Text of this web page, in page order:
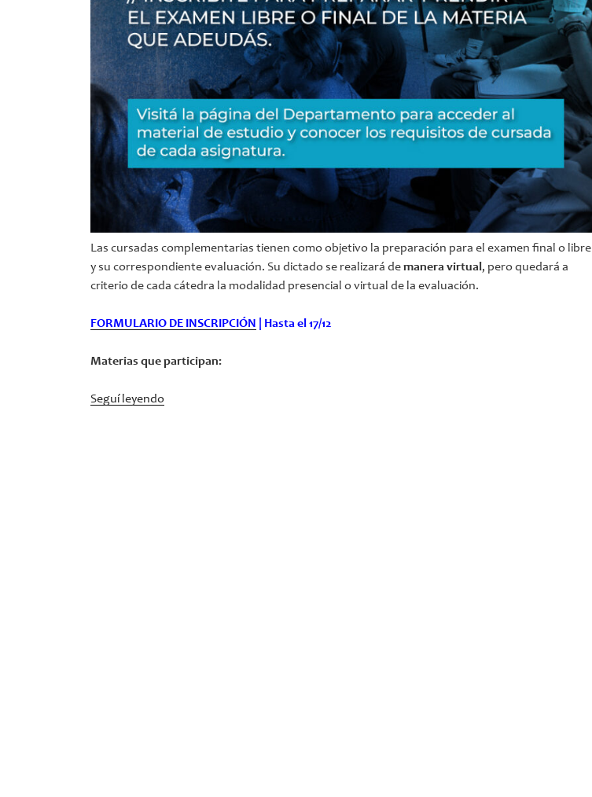
Las cursadas complementarias tienen como objetivo la preparación para el examen final o libre
y su correspondiente evaluación. Su dictado se realizará demanera virtual, pero quedará a
criterio de cada cátedra la modalidad presencial o virtual de la evaluación.
FORMULARIO DE INSCRIPCIÓN | Hasta el 17/12
Materias que participan:
Seguí leyendo“Cursadas